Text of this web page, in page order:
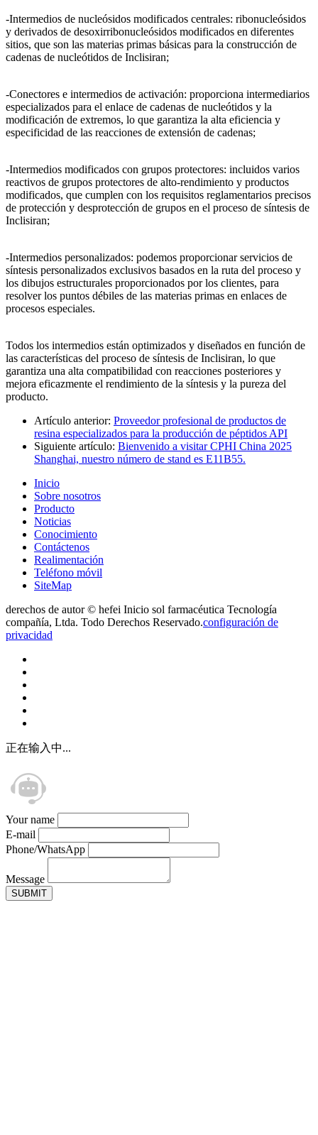
-Intermedios de nucleósidos modificados centrales: ribonucleósidos
y derivados de desoxirribonucleósidos modificados en diferentes
sitios, que son las materias primas básicas para la construcción de
cadenas de nucleótidos de Inclisiran;
-Conectores e intermedios de activación: proporciona intermediarios
especializados para el enlace de cadenas de nucleótidos y la
modificación de extremos, lo que garantiza la alta eficiencia y
especificidad de las reacciones de extensión de cadenas;
-Intermedios modificados con grupos protectores: incluidos varios
reactivos de grupos protectores de alto-rendimiento y productos
modificados, que cumplen con los requisitos reglamentarios precisos
de protección y desprotección de grupos en el proceso de síntesis de
Inclisiran;
-Intermedios personalizados: podemos proporcionar servicios de
síntesis personalizados exclusivos basados ​​en la ruta del proceso y
los dibujos estructurales proporcionados por los clientes, para
resolver los puntos débiles de las materias primas en enlaces de
procesos especiales.
Todos los intermedios están optimizados y diseñados en función de
las características del proceso de síntesis de Inclisiran, lo que
garantiza una alta compatibilidad con reacciones posteriores y
mejora eficazmente el rendimiento de la síntesis y la pureza del
producto.
Artículo anterior: Proveedor profesional de productos de
resina especializados para la producción de péptidos API
Siguiente artículo: Bienvenido a visitar CPHI China 2025
Shanghai, nuestro número de stand es E11B55.
Inicio
Sobre nosotros
Producto
Noticias
Conocimiento
Contáctenos
Realimentación
Teléfono móvil
SiteMap
derechos de autor © hefei Inicio sol farmacéutica Tecnología
compañía, Ltda. Todo Derechos Reservado.configuración de
privacidad
正在输入中...
Your name
E-mail
Phone/WhatsApp
Message
SUBMIT